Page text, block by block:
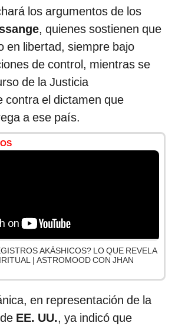
los argumentos de los
, quienes sostienen que
en libertad, siempre bajo
de control, mientras se
de la Justicia
contra el dictamen que
a ese país.
AKÁSHICOS? LO QUE REVELA
| ASTROMOOD CON JHAN
en representación de la
EE. UU., ya indicó que